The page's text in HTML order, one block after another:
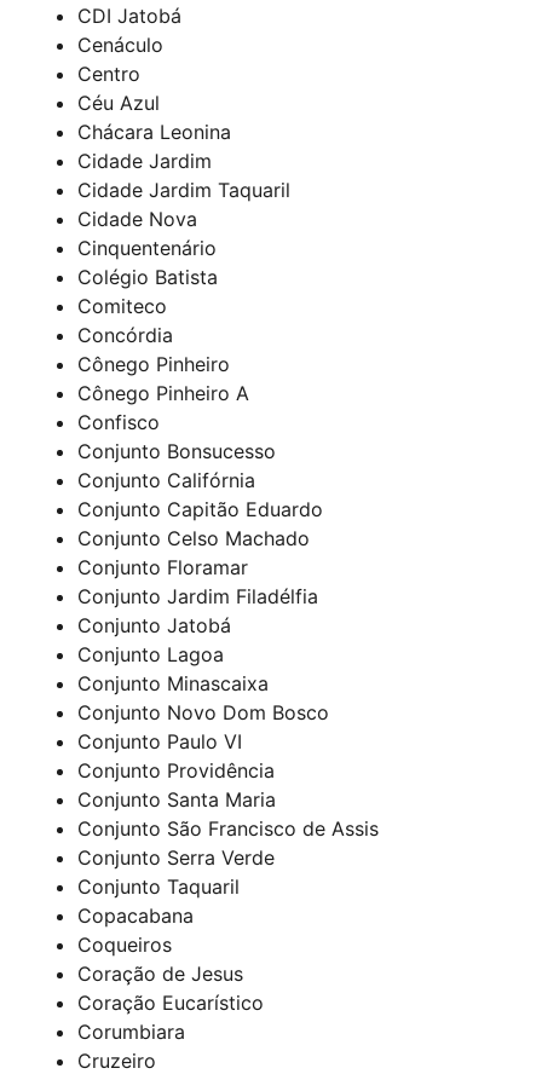
CDI Jatobá
Cenáculo
Centro
Céu Azul
Chácara Leonina
Cidade Jardim
Cidade Jardim Taquaril
Cidade Nova
Cinquentenário
Colégio Batista
Comiteco
Concórdia
Cônego Pinheiro
Cônego Pinheiro A
Confisco
Conjunto Bonsucesso
Conjunto Califórnia
Conjunto Capitão Eduardo
Conjunto Celso Machado
Conjunto Floramar
Conjunto Jardim Filadélfia
Conjunto Jatobá
Conjunto Lagoa
Conjunto Minascaixa
Conjunto Novo Dom Bosco
Conjunto Paulo VI
Conjunto Providência
Conjunto Santa Maria
Conjunto São Francisco de Assis
Conjunto Serra Verde
Conjunto Taquaril
Copacabana
Coqueiros
Coração de Jesus
Coração Eucarístico
Corumbiara
Cruzeiro